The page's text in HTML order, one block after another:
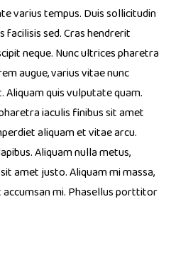
varius tempus. Duis sollicitudin
facilisis sed. Cras hendrerit
neque. Nunc ultrices pharetra
augue, varius vitae nunc
quis vulputate quam.
iaculis finibus sit amet
aliquam et vitae arcu.
Aliquam nulla metus,
amet justo. Aliquam mi massa,
accumsan mi. Phasellus porttitor